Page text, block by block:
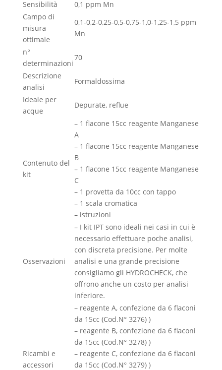
Sensibilità
0,1 ppm Mn
Campo di
misura
ottimale
0,1-0,2-0,25-0,5-0,75-1,0-1,25-1,5 ppm
Mn
n°
determinazioni
70
Descrizione
analisi
Formaldossima
Ideale per
acque
Depurate, reflue
Contenuto del
kit
– 1 flacone 15cc reagente Manganese
A
– 1 flacone 15cc reagente Manganese
B
– 1 flacone 15cc reagente Manganese
C
– 1 provetta da 10cc con tappo
– 1 scala cromatica
– istruzioni
Osservazioni
– I kit IPT sono ideali nei casi in cui è
necessario effettuare poche analisi,
con discreta precisione. Per molte
analisi e una grande precisione
consigliamo gli HYDROCHECK, che
offrono anche un costo per analisi
inferiore.
Ricambi e
accessori
– reagente A, confezione da 6 flaconi
da 15cc (Cod.N° 3276) )
– reagente B, confezione da 6 flaconi
da 15cc (Cod.N° 3278) )
– reagente C, confezione da 6 flaconi
da 15cc (Cod.N° 3279) )